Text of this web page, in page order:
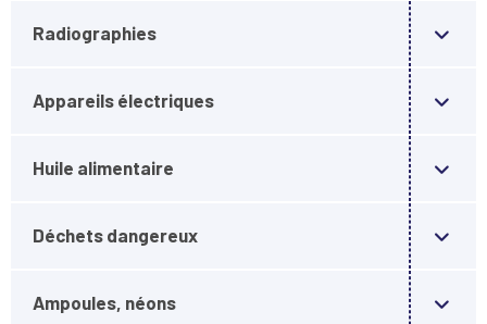
Radiographies
Appareils électriques
Huile alimentaire
Déchets dangereux
Ampoules, néons